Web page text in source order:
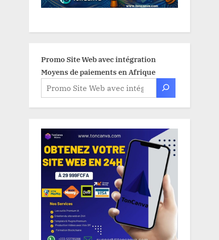
Promo Site Web avec intégration
Moyens de paiements en Afrique